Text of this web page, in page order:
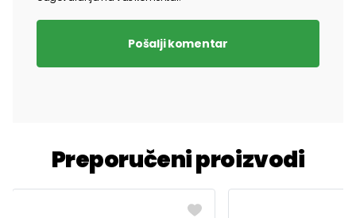
Pošalji komentar
Preporučeni proizvodi